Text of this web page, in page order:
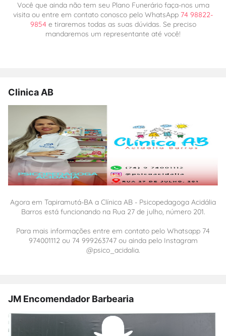
Você que ainda não tem seu Plano Funerário faça-nos uma
visita ou entre em contato conosco pelo WhatsApp 74 98822-
9854 e tiraremos todas as suas dúvidas. Se preciso
mandaremos um representante até você!
Clinica AB
Agora em Tapiramutá-BA a Clínica AB - Psicopedagoga Acidália
Barros está funcionando na Rua 27 de julho, número 201.
Para mais informações entre em contato pelo Whatsapp 74
974001112 ou 74 999263747 ou ainda pelo Instagram
@psico_acidalia.
JM Encomendador Barbearia